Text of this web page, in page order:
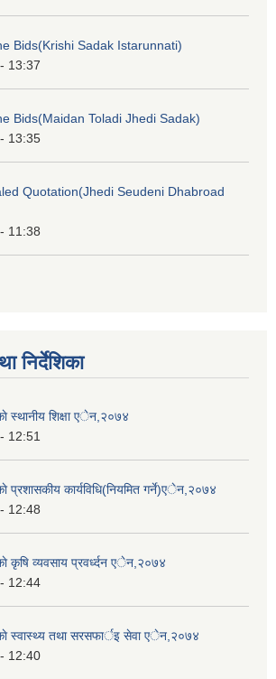
Bids(Krishi Sadak Istarunnati)
13:37
Bids(Maidan Toladi Jhedi Sadak)
13:35
Quotation(Jhedi Seudeni Dhabroad
11:38
निर्देशिका
स्थानीय शिक्षा एेन,२०७४
12:51
प्रशासकीय कार्यविधि(नियमित गर्ने)एेन,२०७४
12:48
कृषि व्यवसाय प्रवर्ध्दन एेन,२०७४
12:44
स्वास्थ्य तथा सरसफार्इ सेवा एेन,२०७४
12:40